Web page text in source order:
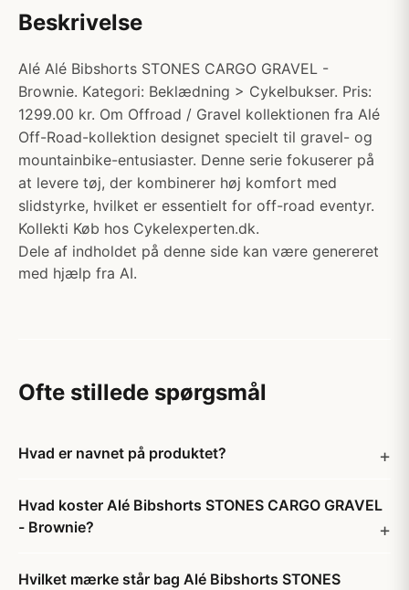
Beskrivelse
Alé Alé Bibshorts STONES CARGO GRAVEL -
Brownie. Kategori: Beklædning > Cykelbukser. Pris:
1299.00 kr. Om Offroad / Gravel kollektionen fra Alé
Off-Road-kollektion designet specielt til gravel- og
mountainbike-entusiaster. Denne serie fokuserer på
at levere tøj, der kombinerer høj komfort med
slidstyrke, hvilket er essentielt for off-road eventyr.
Kollekti Køb hos Cykelexperten.dk.
Dele af indholdet på denne side kan være genereret
med hjælp fra AI.
Ofte stillede spørgsmål
Hvad er navnet på produktet?
Hvad koster Alé Bibshorts STONES CARGO GRAVEL
- Brownie?
Hvilket mærke står bag Alé Bibshorts STONES